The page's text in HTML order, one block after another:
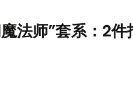
法师”套系：2